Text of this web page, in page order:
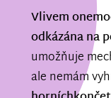
Vlivem
odkázána na
umožňuje
ale nemám